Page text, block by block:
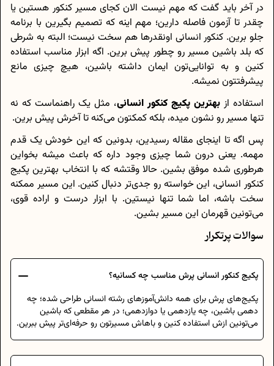
در آخر باید گفت که مهم نیست الان کجای مسیر کنکور هستین یا
چقدر تا آزمون فاصله دارین؛ مهم اینه که تصمیم بگیرین با برنامه
جلو برین. کنکور انسانی اونقدرها هم سخت نیست؛ البته به شرطی
که بلد باشین مسیر رو چطور پیش برین. اگه ابزار مناسب استفاده
کنین و به توانایی‌تون ایمان داشته باشین، هیچ چیزی مانع
پیشرفتتون نمیشه.
استفاده ازبهترین پکیج کنکور انسانی، مثل یک راهنماست که نه
تنها مسیر رو نشون میده، بلکه کمکتون می‌کنه تا آخرش پیش برین.
پس اگه تا اینجای مقاله رسیدین، بدونین که این خودش یک قدم
مهمه. یعنی درون شما چیزی وجود داره که باعث میشه بخواین
هرطوری شده موفق بشین. حالا وقتشه که با انتخاب بهترین پکیج
کنکور انسانی، این خواسته رو جدی‌تر دنبال کنین. این مسیر ممکنه
سخت باشه، اما شما تنها نیستین. با ابزار درست و اراده قوی،
می‌تونین قهرمان این مسیر بشین.
سوالات پرتکرار
پکیج کنکور انسانی پرش مناسب چه کسانیه؟
پکیج‌های پرش برای همه دانش‌آموزهای رشته انسانی طراحی شده؛ چه
دهمی باشین، چه یازدهمی یا دوازدهمی؛ در هر مقطعی که باشین
می‌تونین ازش استفاده کنین و باهاش مسیرتون رو حرفه‌ای‌تر پیش ببرین.